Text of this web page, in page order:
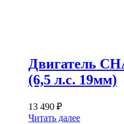
Двигатель
(6,5 л.с. 19мм)
13 490 ₽
Читать далее